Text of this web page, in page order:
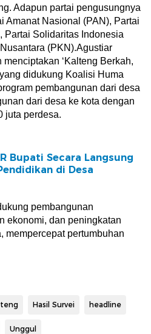
Adapun partai pengusungnya
Amanat Nasional (PAN), Partai
Partai Solidaritas Indonesia
(PKN).Agustiar
‘Kalteng Berkah,
didukung Koalisi Huma
pembangunan dari desa
dari desa ke kota dengan
juta perdesa.
Bupati Secara Langsung
di Desa
pembangunan
ekonomi, dan peningkatan
mempercepat pertumbuhan
Hasil Survei headline
Unggul